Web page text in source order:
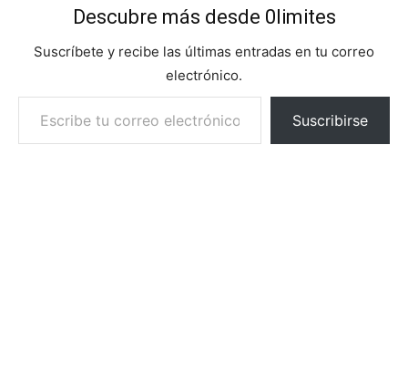
Descubre más desde 0limites
Suscríbete y recibe las últimas entradas en tu correo
electrónico.
Escribe tu correo electrónico…
Suscribirse